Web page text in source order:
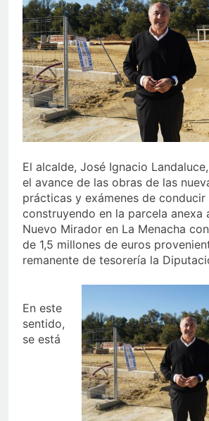
echa el
rotundo
2 Semanas Atrás
La
Banco de
Campo de
su convenio
2 Semanas Atrás
Tráfico
despedir la
a Santa
2 Semanas Atrás
La feria se
lo alto:
fuegos
hasta el
2 Semanas Atrás
El alcalde, José Ignacio
el avance de las obras de las
prácticas y exámenes de conducir
construyendo en la parcela anexa
Nuevo Mirador en La Menacha
de 1,5 millones de euros
remanente de tesorería la
En este
sentido,
se está